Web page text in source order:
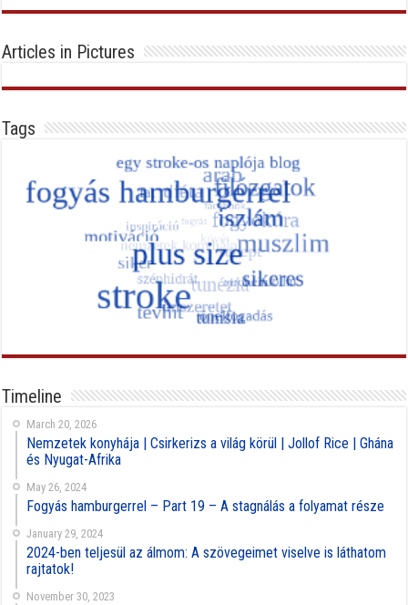
Articles in Pictures
Tags
Timeline
March 20, 2026
Nemzetek konyhája | Csirkerizs a világ körül | Jollof Rice | Ghána
és Nyugat-Afrika
May 26, 2024
Fogyás hamburgerrel – Part 19 – A stagnálás a folyamat része
January 29, 2024
2024-ben teljesül az álmom: A szövegeimet viselve is láthatom
rajtatok!
November 30, 2023